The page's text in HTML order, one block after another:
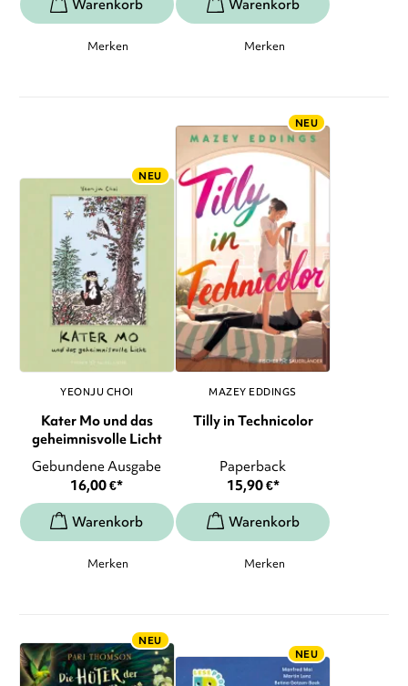
Merken Merken
NEU
YEONJU CHOI
Kater Mo und das
geheimnisvolle Licht
Gebundene Ausgabe
16,00€*
Merken
NEU
MAZEY EDDINGS
Tilly in Technicolor
Paperback
15,90€*
Merken
NEU
NEU